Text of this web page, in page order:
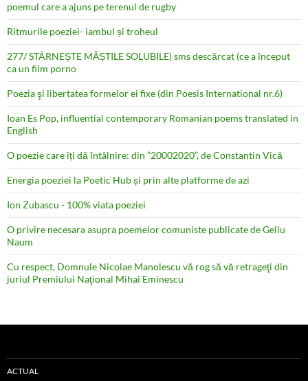
poemul care a ajuns pe terenul de rugby
Ritmurile poeziei- iambul și troheul
277/ STÂRNEȘTE MĂȘTILE SOLUBILE) sms descărcat (ce a început
ca un film porno
Poezia şi libertatea formelor ei fixe (din Poesis International nr.6)
Ioan Es Pop, influential contemporary Romanian poems translated in
English
O poezie care îți dă întâlnire: din ”20002020”, de Constantin Vică
Energia poeziei la Poetic Hub și prin alte platforme de azi
Ion Zubascu - 100% viata poeziei
O privire necesara asupra poemelor comuniste publicate de Gellu
Naum
Cu respect, Domnule Nicolae Manolescu vă rog să vă retrageţi din
juriul Premiului Naţional Mihai Eminescu
ACTUAL